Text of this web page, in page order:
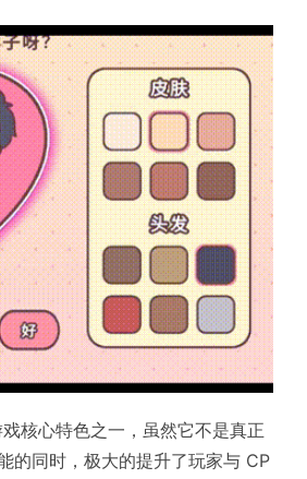
核心特色之一，虽然它不是真正
的同时，极大的提升了玩家与 CP